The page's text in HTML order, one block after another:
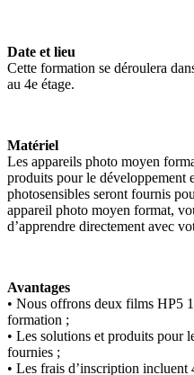
Date et lieu
Cette formation se déroulera
au 4e étage.
Matériel
Les appareils photo moyen
produits pour le développement
photosensibles seront fournis
appareil photo moyen format,
d’apprendre directement avec
Avantages
• Nous offrons deux films HP5
formation ;
• Les solutions et produits pour
fournies ;
• Les frais d’inscription incluent